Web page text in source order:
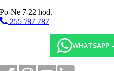
Po-Ne 7-22 hod.
255 787 787
WHATSAPP